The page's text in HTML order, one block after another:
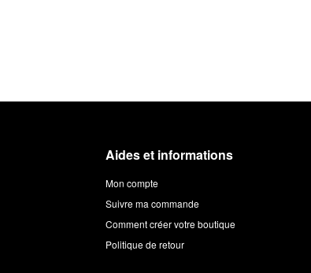
Aides et informations
Mon compte
Suivre ma commande
Comment créer votre boutique
Politique de retour